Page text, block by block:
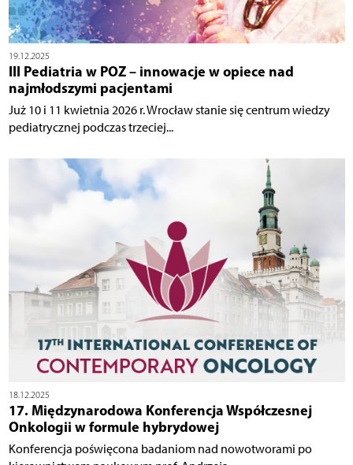
19.12.2025
III Pediatria w POZ – innowacje w opiece nad
najmłodszymi pacjentami
Już 10 i 11 kwietnia 2026 r. Wrocław stanie się centrum wiedzy
pediatrycznej podczas trzeciej...
18.12.2025
17. Międzynarodowa Konferencja Współczesnej
Onkologii w formule hybrydowej
Konferencja poświęcona badaniom nad nowotworami po